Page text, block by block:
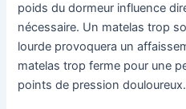
poids du dormeur influence
nécessaire. Un matelas trop
lourde provoquera un
matelas trop ferme pour une
points de pression douloureux.